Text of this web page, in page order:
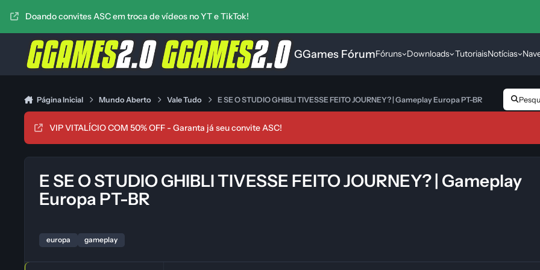
Doando convites ASC em troca de vídeos no YT e TikTok!
GGames FórumFóruns Downloads TutoriaisNotícias
Página Inicial Mundo Aberto Vale Tudo E SE O STUDIO GHIBLI TIVESSE FEITO JOURNEY? | Gameplay Europa PT-BR
VIP VITALÍCIO COM 50% OFF - Garanta já seu convite ASC!
E SE O STUDIO GHIBLI TIVESSE FEITO JOURNEY? | Gameplay
Europa PT-BR
europa gameplay